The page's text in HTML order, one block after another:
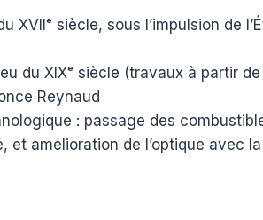
XVIIᵉ siècle, sous l’impulsion de
du XIXᵉ siècle (travaux à partir
Reynaud
: passage des
et amélioration de l’optique avec